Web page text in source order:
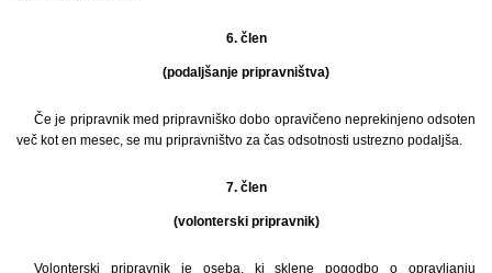
6. člen
(podaljšanje pripravništva)
Če je pripravnik med pripravniško dobo opravičeno neprekinjeno odsoten
več kot en mesec, se mu pripravništvo za čas odsotnosti ustrezno podaljša.
7. člen
(volonterski pripravnik)
Volonterski pripravnik je oseba, ki sklene pogodbo o opravljanju